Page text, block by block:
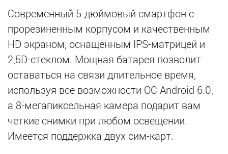
Современный 5-дюймовый смартфон с
прорезиненным корпусом и качественным
HD экраном, оснащенным IPS-матрицей и
2,5D-стеклом. Мощная батарея позволит
оставаться на связи длительное время,
используя все возможности ОС Android 6.0,
а 8-мегапиксельная камера подарит вам
четкие снимки при любом освещении.
Имеется поддержка двух сим-карт.